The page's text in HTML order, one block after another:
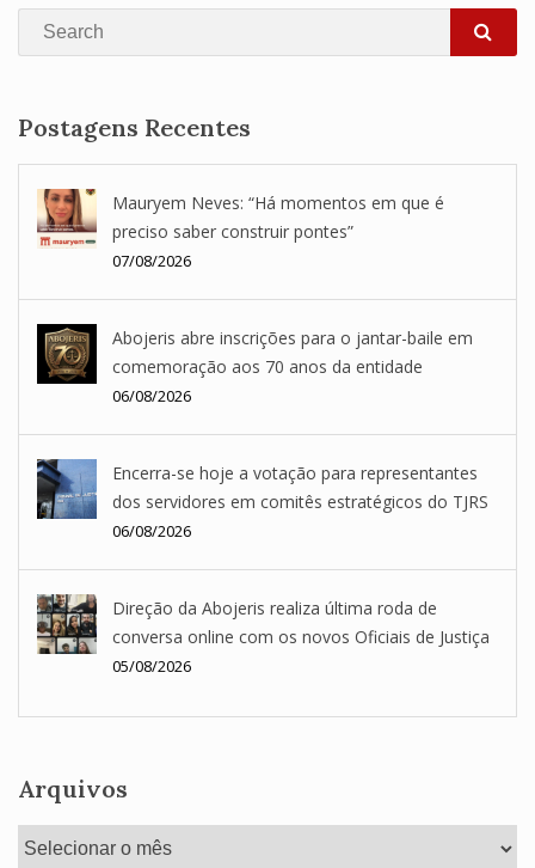
Search
Postagens Recentes
Mauryem Neves: “Há momentos em que é
preciso saber construir pontes”
07/08/2026
Abojeris abre inscrições para o jantar-baile em
comemoração aos 70 anos da entidade
06/08/2026
Encerra-se hoje a votação para representantes
dos servidores em comitês estratégicos do TJRS
06/08/2026
Direção da Abojeris realiza última roda de
conversa online com os novos Oficiais de Justiça
05/08/2026
Arquivos
Arquivos